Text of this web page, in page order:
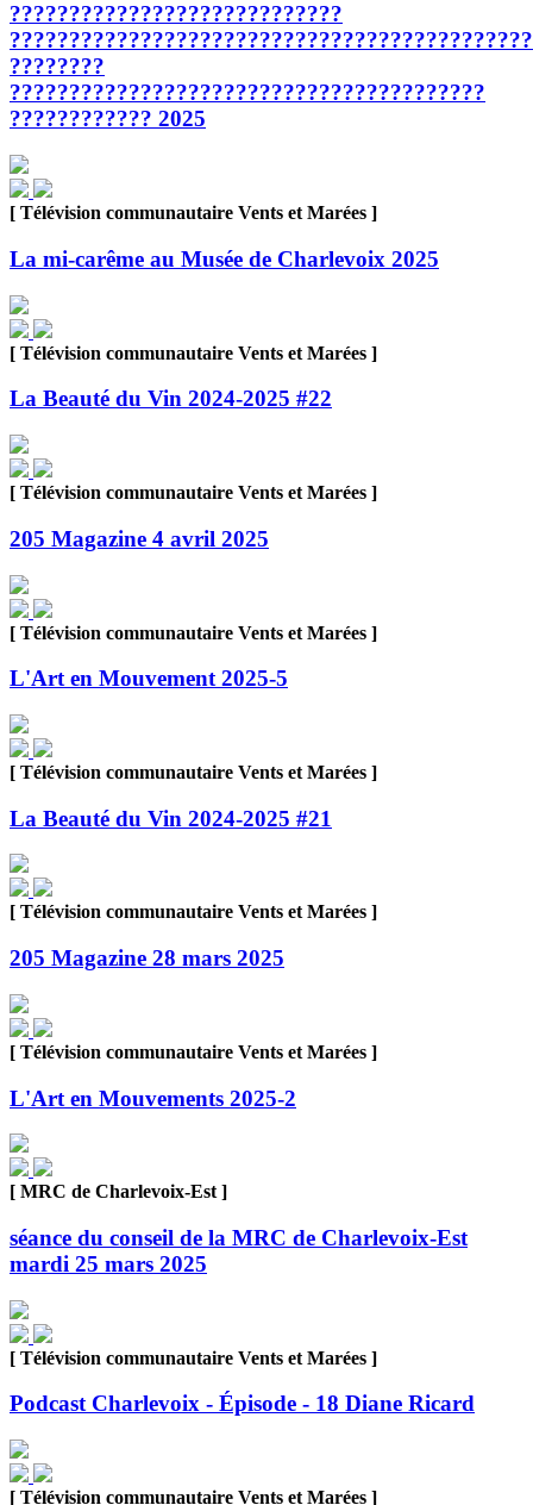
????????????????????????????
????????
????????????????????????????????????????
???????????? 2025
[ Télévision communautaire Vents et Marées ]
La mi-carême au Musée de Charlevoix 2025
[ Télévision communautaire Vents et Marées ]
La Beauté du Vin 2024-2025 #22
[ Télévision communautaire Vents et Marées ]
205 Magazine 4 avril 2025
[ Télévision communautaire Vents et Marées ]
L'Art en Mouvement 2025-5
[ Télévision communautaire Vents et Marées ]
La Beauté du Vin 2024-2025 #21
[ Télévision communautaire Vents et Marées ]
205 Magazine 28 mars 2025
[ Télévision communautaire Vents et Marées ]
L'Art en Mouvements 2025-2
[ MRC de Charlevoix-Est ]
séance du conseil de la MRC de Charlevoix-Est
mardi 25 mars 2025
[ Télévision communautaire Vents et Marées ]
Podcast Charlevoix - Épisode - 18 Diane Ricard
[ Télévision communautaire Vents et Marées ]